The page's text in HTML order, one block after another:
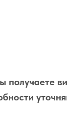
получаете